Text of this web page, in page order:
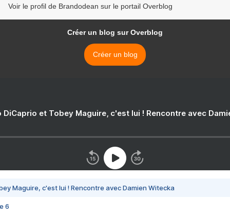
Voir le profil de Brandodean sur le portail Overblog
Créer un blog sur Overblog
Créer un blog
DiCaprio et Tobey Maguire, c'est lui ! Rencontre avec
Maguire, c'est lui ! Rencontre avec Damien Witecka
6